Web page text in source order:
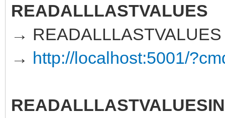
READALLLASTVALUES
→ READALLLASTVALUES
→ http://localhost:5001/